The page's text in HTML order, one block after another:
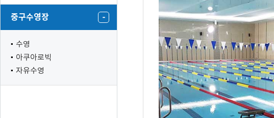
중구수영장
수영
아쿠아로빅
자유수영